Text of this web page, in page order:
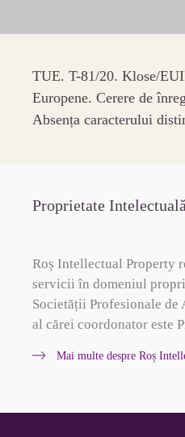
TUE. T-81/20. Klose/
Europene. Cerere de
Absența caracterului
Proprietate Intelectuală
Roș Intellectual Property
servicii în domeniul
Societății Profesionale de
al cărei coordonator este
Mai multe despre Roș